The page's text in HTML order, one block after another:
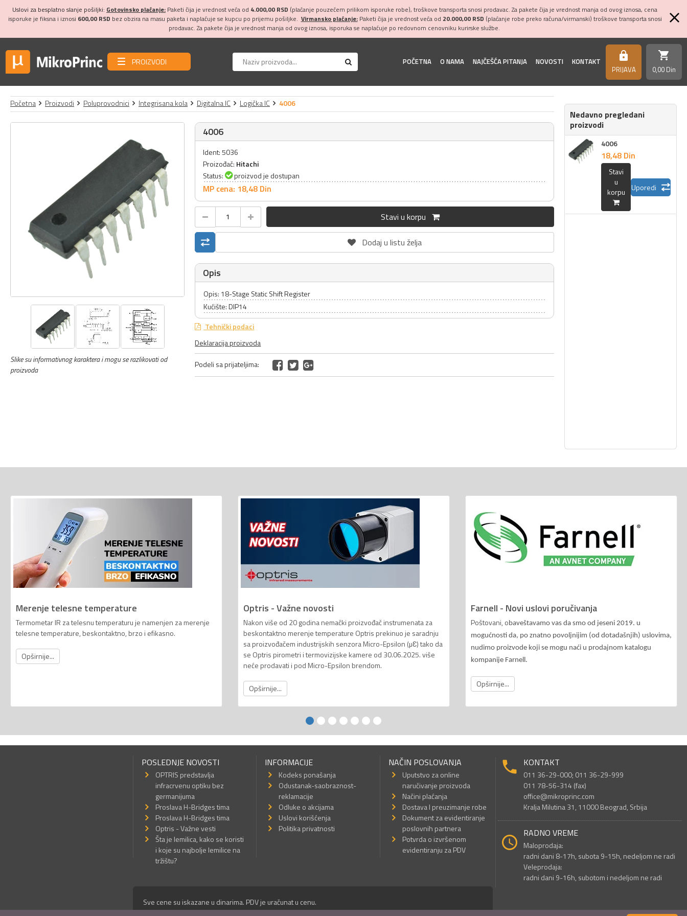
Uslovi za besplatno slanje pošiljki: Gotovinsko plaćanje: Paketi čija je vrednost veća od 4.000,00 RSD (plaćanje pouzećem prilikom isporuke robe), troškove transporta snosi prodavac. Za pakete čija je vrednost manja od ovog iznosa, cena
isporuke je fiksna i iznosi 600,00 RSD bez obzira na masu paketa i naplaćuje se kupcu po prijemu pošiljke. Virmansko plaćanje:Paketi čija je vrednost veća od 20.000,00 RSD (plaćanje robe preko računa/virmanski) troškove transporta snosi
prodavac. Za pakete čija je vrednost manja od ovog iznosa, isporuka se naplaćuje po redovnom cenovniku kurirske službe.
PROIZVODI POČETNA O NAMA NAJČEŠĆA PITANJA NOVOSTI KONTAKT https
PRIJAVA
shopping_cart
0,00 Din
Početna Proizvodi Poluprovodnici Integrisana kola Digitalna IC Logička IC 4006
Slike su informativnog karaktera i mogu se razlikovati od
proizvoda
4006
Ident: 5036
Proizođač: Hitachi
Status:
proizvod je dostupan
MP cena: 18,48 Din
Stavi u korpu
Dodaj u listu želja
Opis
Opis: 18-Stage Static Shift Register
Kućište: DIP14
Tehnički podaci
Deklaracija proizvoda
Podeli sa prijateljima:
Nedavno pregledani
proizvodi
4006
18,48 Din
Stavi
u
korpu
Uporedi
Merenje telesne temperature
Termometar IR za telesnu temperaturu je namenjen za merenje
telesne temperature, beskontaktno, brzo i efikasno.
Opširnije...
Optris - Važne novosti
Nakon više od 20 godina nemački proizvođač instrumenata za
beskontaktno merenje temperature Optris prekinuo je saradnju
sa proizvođačem industrijskih senzora Micro-Epsilon (µƐ) tako da
se Optris pirometri i termovizijske kamere od 30.06.2025. više
neće prodavati i pod Micro-Epsilon brendom.
Opširnije...
Farnell - Novi uslovi poručivanja
Poštovani, o baveštavamo vas da smo od jeseni 2019. u
mogućnosti da, po znatno povoljnijim (od dotadašnjih) uslovima,
nudimo proizvode koji se mogu naći u prodajnom katalogu
kompanije Farnell.
Opširnije...
POSLEDNJE NOVOSTI
OPTRIS predstavlja
infracrvenu optiku bez
germanijuma
Proslava H-Bridges tima
Proslava H-Bridges tima
Optris - Važne vesti
Šta je lemilica, kako se koristi
i koje su najbolje lemilice na
tržištu?
INFORMACIJE
Kodeks ponašanja
Odustanak-saobraznost-
reklamacije
Odluke o akcijama
Uslovi korišćenja
Politika privatnosti
NAČIN POSLOVANJA
Uputstvo za online
naručivanje proizvoda
Načini plaćanja
Dostava I preuzimanje robe
Dokument za evidentiranje
poslovnih partnera
Potvrda o izvršenom
evidentiranju za PDV
KONTAKT
011 36-29-000; 011 36-29-999
011 78-56-314 (fax)
office@mikroprinc.com
Kralja Milutina 31, 11000 Beograd, Srbija
RADNO VREME
Maloprodaja:
radni dani 8-17h, subota 9-15h, nedeljom ne radi
Veleprodaja:
radni dani 9-16h, subotom i nedeljom ne radi
Sve cene su iskazane u dinarima. PDV je uračunat u cenu.
© Mikro Princ 1999 - 2026. Sva prava su zadržana.